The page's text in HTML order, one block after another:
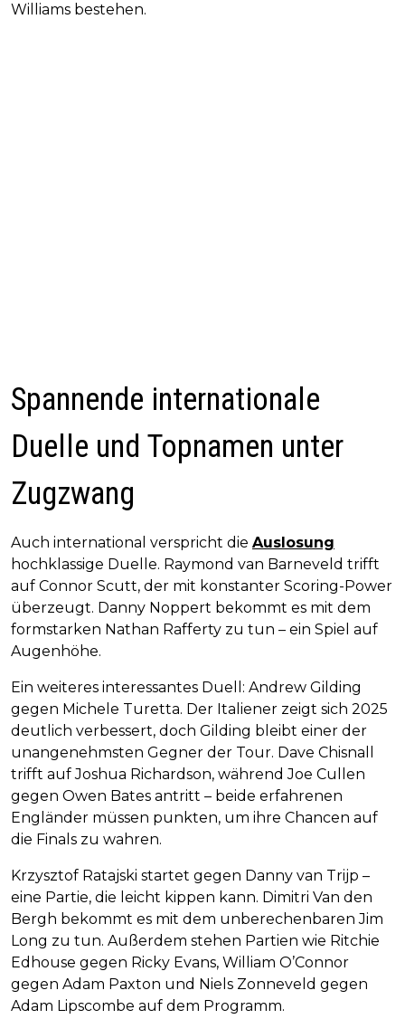
Williams bestehen.
Spannende internationale
Duelle und Topnamen unter
Zugzwang
Auch international verspricht die Auslosung
hochklassige Duelle. Raymond van Barneveld trifft
auf Connor Scutt, der mit konstanter Scoring-Power
überzeugt. Danny Noppert bekommt es mit dem
formstarken Nathan Rafferty zu tun – ein Spiel auf
Augenhöhe.
Ein weiteres interessantes Duell: Andrew Gilding
gegen Michele Turetta. Der Italiener zeigt sich 2025
deutlich verbessert, doch Gilding bleibt einer der
unangenehmsten Gegner der Tour. Dave Chisnall
trifft auf Joshua Richardson, während Joe Cullen
gegen Owen Bates antritt – beide erfahrenen
Engländer müssen punkten, um ihre Chancen auf
die Finals zu wahren.
Krzysztof Ratajski startet gegen Danny van Trijp –
eine Partie, die leicht kippen kann. Dimitri Van den
Bergh bekommt es mit dem unberechenbaren Jim
Long zu tun. Außerdem stehen Partien wie Ritchie
Edhouse gegen Ricky Evans, William O’Connor
gegen Adam Paxton und Niels Zonneveld gegen
Adam Lipscombe auf dem Programm.